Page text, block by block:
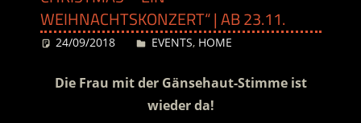
WEIHNACHTSKONZERT“ | AB 23.11.
24/09/2018 Desiree
EVENTS, HOME
Die Frau mit der Gänsehaut-Stimme ist
wieder da!